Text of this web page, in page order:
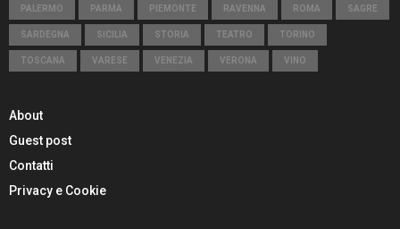
PALERMO PARMA PIEMONTE RAVENNA ROMA SAGRE
SARDEGNA SICILIA STORIA TEATRO TORINO
TOSCANA VARESE VENEZIA VERONA VINO
About
Guest post
Contatti
Privacy e Cookie